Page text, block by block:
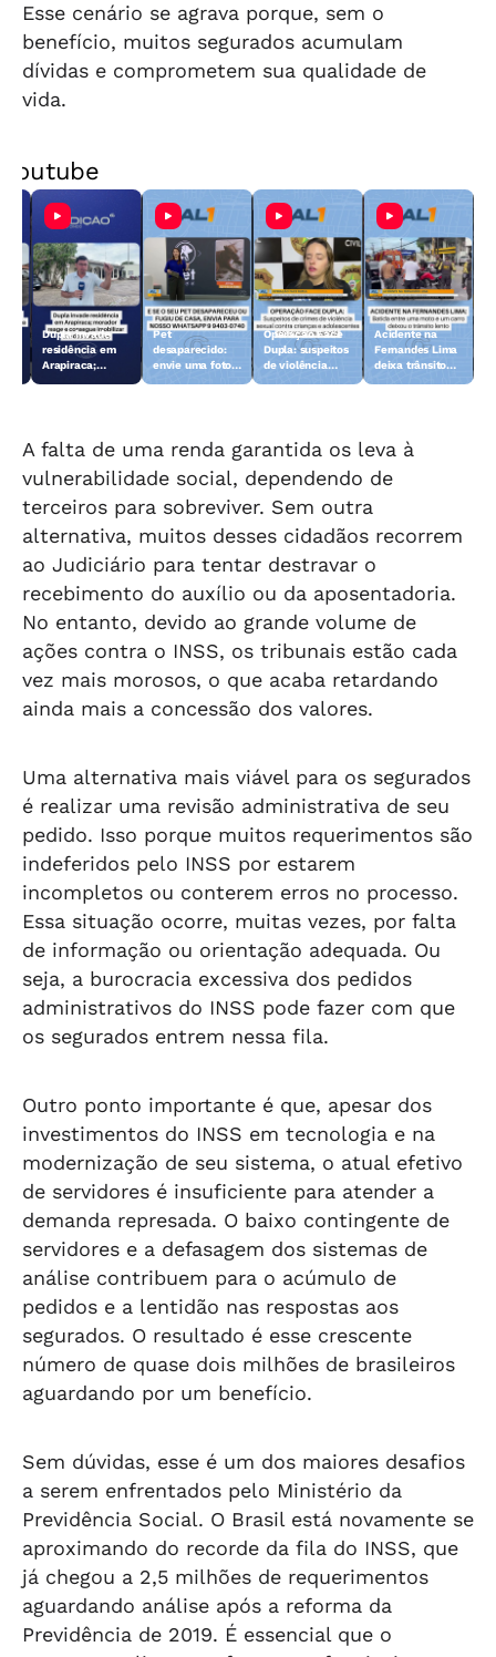
Esse cenário se agrava porque, sem o
benefício, muitos segurados acumulam
dívidas e comprometem sua qualidade de
vida.
Dupla invade
residência em
Arapiraca;
Pet
desaparecido:
envie uma foto
Operação Face
Dupla: suspeitos
de violência
Acidente na
Fernandes Lima
deixa trânsito
A falta de uma renda garantida os leva à
vulnerabilidade social, dependendo de
terceiros para sobreviver. Sem outra
alternativa, muitos desses cidadãos recorrem
ao Judiciário para tentar destravar o
recebimento do auxílio ou da aposentadoria.
No entanto, devido ao grande volume de
ações contra o INSS, os tribunais estão cada
vez mais morosos, o que acaba retardando
ainda mais a concessão dos valores.
Uma alternativa mais viável para os segurados
é realizar uma revisão administrativa de seu
pedido. Isso porque muitos requerimentos são
indeferidos pelo INSS por estarem
incompletos ou conterem erros no processo.
Essa situação ocorre, muitas vezes, por falta
de informação ou orientação adequada. Ou
seja, a burocracia excessiva dos pedidos
administrativos do INSS pode fazer com que
os segurados entrem nessa fila.
Outro ponto importante é que, apesar dos
investimentos do INSS em tecnologia e na
modernização de seu sistema, o atual efetivo
de servidores é insuficiente para atender a
demanda represada. O baixo contingente de
servidores e a defasagem dos sistemas de
análise contribuem para o acúmulo de
pedidos e a lentidão nas respostas aos
segurados. O resultado é esse crescente
número de quase dois milhões de brasileiros
aguardando por um benefício.
Sem dúvidas, esse é um dos maiores desafios
a serem enfrentados pelo Ministério da
Previdência Social. O Brasil está novamente se
aproximando do recorde da fila do INSS, que
já chegou a 2,5 milhões de requerimentos
aguardando análise após a reforma da
Previdência de 2019. É essencial que o